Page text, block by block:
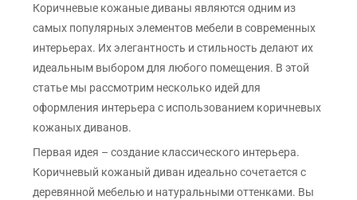
Коричневые кожаные диваны являются одним из
самых популярных элементов мебели в современных
интерьерах. Их элегантность и стильность делают их
идеальным выбором для любого помещения. В этой
статье мы рассмотрим несколько идей для
оформления интерьера с использованием коричневых
кожаных диванов.
Первая идея – создание классического интерьера.
Коричневый кожаный диван идеально сочетается с
деревянной мебелью и натуральными оттенками. Вы